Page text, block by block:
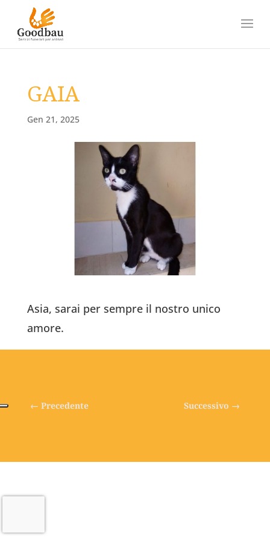
GAIA
Gen 21, 2025
Asia, sarai per sempre il nostro unico
amore.
← Precedente Successivo →